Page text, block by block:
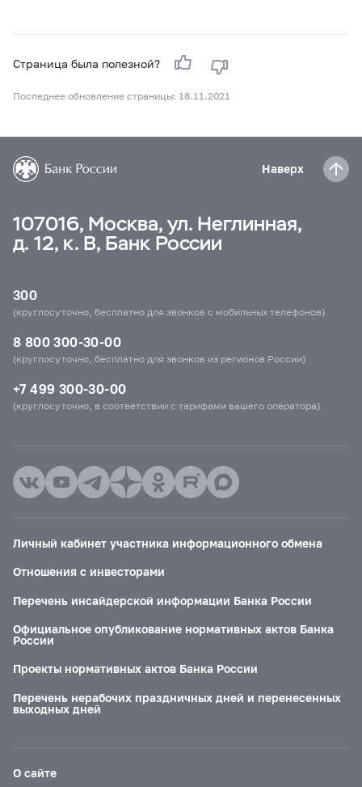
Страница была полезной?
Последнее обновление страницы: 18.11.2021
Наверх
107016, Москва, ул. Неглинная,
д. 12, к. В, Банк России
300
(круглосуточно, бесплатно для звонков с мобильных телефонов)
8 800 300-30-00
(круглосуточно, бесплатно для звонков из регионов России)
+7 499 300-30-00
(круглосуточно, в соответствии с тарифами вашего оператора)
Личный кабинет участника информационного обмена
Отношения с инвесторами
Перечень инсайдерской информации Банка России
Официальное опубликование нормативных актов Банка
России
Проекты нормативных актов Банка России
Перечень нерабочих праздничных дней и перенесенных
выходных дней
О сайте